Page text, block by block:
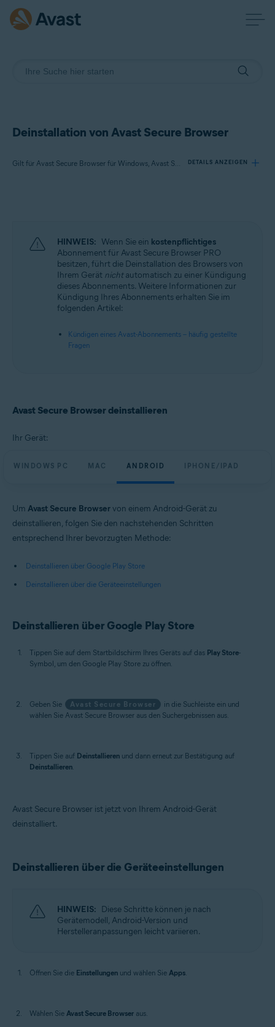
Deinstallation von Avast Secure Browser
Gilt für Avast Secure Browser für Windows, Avast Secure Browser für Mac, Avast Secure Browser für Android, Avast Secure Browser für iOS DETAILS ANZEIGEN
Avast Secure Browser 121.x für Mac
Avast Secure Browser 7.x für Android
Avast Secure Browser 5.x für iOS
Betriebssysteme:
Microsoft Windows 11 Home/Pro/Enterprise/Education
Microsoft Windows 10 Home/Pro/Enterprise/Education – 32-/64-Bit
Apple macOS 13.x (Ventura)
Apple macOS 12.x (Monterey)
HINWEIS: Wenn Sie ein kostenpflichtiges
Abonnement für Avast Secure Browser PRO
besitzen, führt die Deinstallation des Browsers von
Ihrem Gerät nichtautomatisch zu einer Kündigung
dieses Abonnements. Weitere Informationen zur
Kündigung Ihres Abonnements erhalten Sie im
folgenden Artikel:
Kündigen eines Avast-Abonnements – häufig gestellte
Fragen
Avast Secure Browser deinstallieren
Ihr Gerät:
WINDOWS PC MAC ANDROID IPHONE/IPAD
Um Avast Secure Browservon einem Android-Gerät zu
deinstallieren, folgen Sie den nachstehenden Schritten
entsprechend Ihrer bevorzugten Methode:
Deinstallieren über Google Play Store
Deinstallieren über die Geräteeinstellungen
Deinstallieren über Google Play Store
Tippen Sie auf dem Startbildschirm Ihres Geräts auf das Play Store-
Symbol, um den Google Play Store zu öffnen.
Geben Sie Avast Secure Browser
in die Suchleiste ein und
wählen Sie Avast Secure Browser aus den Suchergebnissen aus.
Tippen Sie auf Deinstallieren und dann erneut zur Bestätigung auf
Deinstallieren.
Avast Secure Browser ist jetzt von Ihrem Android-Gerät
deinstalliert.
Deinstallieren über die Geräteeinstellungen
HINWEIS: Diese Schritte können je nach
Gerätemodell, Android-Version und
Herstelleranpassungen leicht variieren.
Öffnen Sie die Einstellungen und wählen Sie Apps.
Wählen Sie Avast Secure Browser aus.